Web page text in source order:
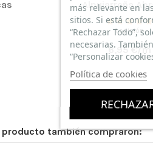
Alpujarreña
1 opinión
6,95 €/m
también compraron:
más relevante en
sitios. Si está
“Rechazar Todo”,
necesarias.
“Personalizar
Política de cookies